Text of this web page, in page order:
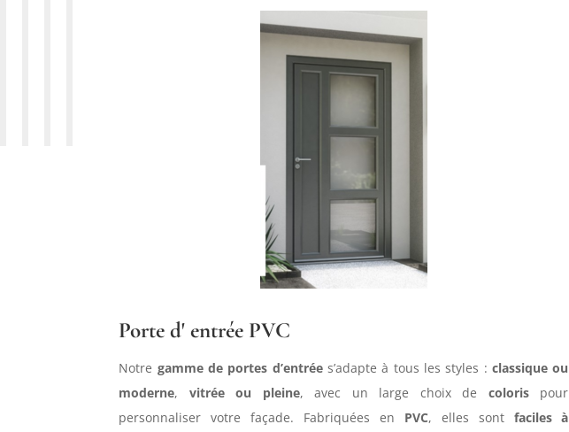
Porte d' entrée PVC
Notre gamme de portes d’entrées’adapte à tous les styles :classique ou
moderne, vitrée ou pleine, avec un large choix de colorispour
personnaliser votre façade. Fabriquées en PVC, elles sont faciles à